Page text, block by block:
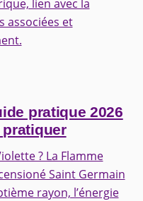
lien avec la
associées et
pratique 2026
? La Flamme
Saint Germain
rayon, l’énergie